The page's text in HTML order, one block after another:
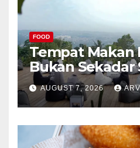
FOOD
Tempat Makan
Bukan Sekadar
AUGUST 7, 2026